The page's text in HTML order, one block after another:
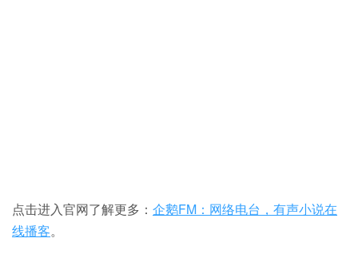
点击进入官网了解更多： 企鹅FM：网络电台，有声小说在
线播客。